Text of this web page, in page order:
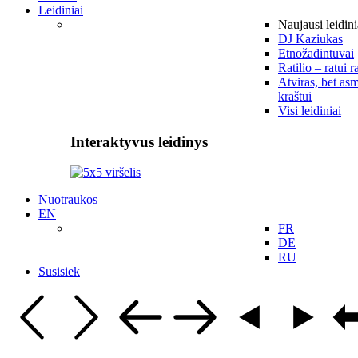
Leidiniai
Naujausi
DJ Kaziukas
Etnožadintuvai
Ratilio – ratui
Atviras, bet
kraštui
Visi leidiniai
Interaktyvus leidinys
Nuotraukos
EN
FR
DE
RU
Susisiek